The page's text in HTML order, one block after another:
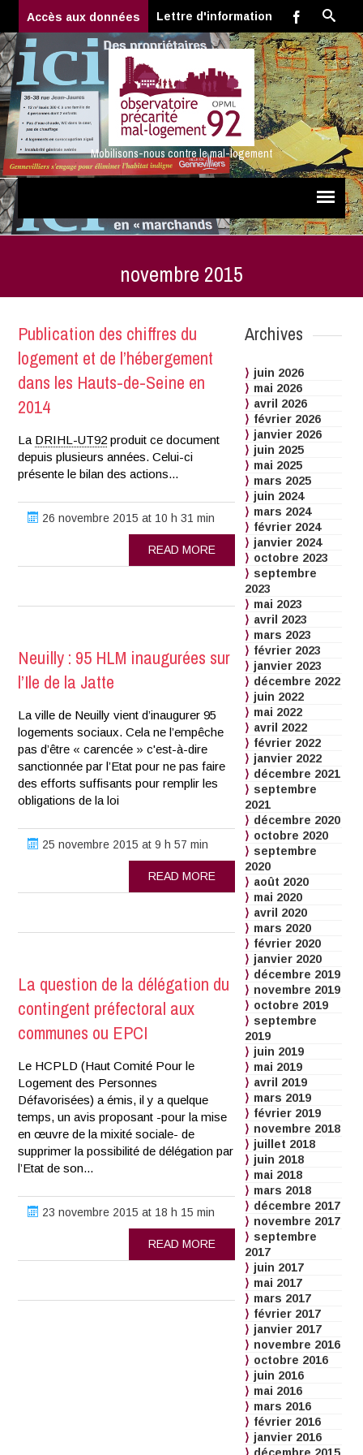
Accès aux données Lettre d'information
Mobilisons-nous contre le mal-logement
novembre 2015
Publication des chiffres du
logement et de l’hébergement
dans les Hauts-de-Seine en
2014
La DRIHL-UT92 produit ce document
depuis plusieurs années. Celui-ci
présente le bilan des actions...
26 novembre 2015 at 10 h 31 min
READ MORE
Neuilly : 95 HLM inaugurées sur
l’Ile de la Jatte
La ville de Neuilly vient d’inaugurer 95
logements sociaux. Cela ne l’empêche
pas d’être « carencée » c'est-à-dire
sanctionnée par l’Etat pour ne pas faire
des efforts suffisants pour remplir les
obligations de la loi
25 novembre 2015 at 9 h 57 min
READ MORE
La question de la délégation du
contingent préfectoral aux
communes ou EPCI
Le HCPLD (Haut Comité Pour le
Logement des Personnes
Défavorisées) a émis, il y a quelque
temps, un avis proposant -pour la mise
en œuvre de la mixité sociale- de
supprimer la possibilité de délégation par
l’Etat de son...
23 novembre 2015 at 18 h 15 min
READ MORE
Archives
juin 2026
mai 2026
avril 2026
février 2026
janvier 2026
juin 2025
mai 2025
mars 2025
juin 2024
mars 2024
février 2024
janvier 2024
octobre 2023
septembre
2023
mai 2023
avril 2023
mars 2023
février 2023
janvier 2023
décembre 2022
juin 2022
mai 2022
avril 2022
février 2022
janvier 2022
décembre 2021
septembre
2021
décembre 2020
octobre 2020
septembre
2020
août 2020
mai 2020
avril 2020
mars 2020
février 2020
janvier 2020
décembre 2019
novembre 2019
octobre 2019
septembre
2019
juin 2019
mai 2019
avril 2019
mars 2019
février 2019
novembre 2018
juillet 2018
juin 2018
mai 2018
mars 2018
décembre 2017
novembre 2017
septembre
2017
juin 2017
mai 2017
mars 2017
février 2017
janvier 2017
novembre 2016
octobre 2016
juin 2016
mai 2016
mars 2016
février 2016
janvier 2016